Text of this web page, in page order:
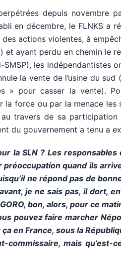
depuis novembre
en décembre, le FLNKS a
actions violentes, à
et ayant perdu en chemin le
SMSP), les
la vente de l’usine du
» pour casser la vente).
force ou par la menace les
travers de sa
du gouvernement a tenu a
la SLN ? Les
quand ils
ne répond pas de
je ne sais pas, il dort,
bon, alors, pour ce
pouvez faire marcher
en France, sous la
mais qu’est-